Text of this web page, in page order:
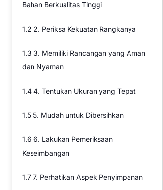
Bahan Berkualitas Tinggi
1.2 2. Periksa Kekuatan Rangkanya
1.3 3. Memiliki Rancangan yang Aman
dan Nyaman
1.4 4. Tentukan Ukuran yang Tepat
1.5 5. Mudah untuk Dibersihkan
1.6 6. Lakukan Pemeriksaan
Keseimbangan
1.7 7. Perhatikan Aspek Penyimpanan